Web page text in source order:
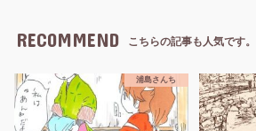
RECOMMEND こちらの記事も人気です。
浦島さんち